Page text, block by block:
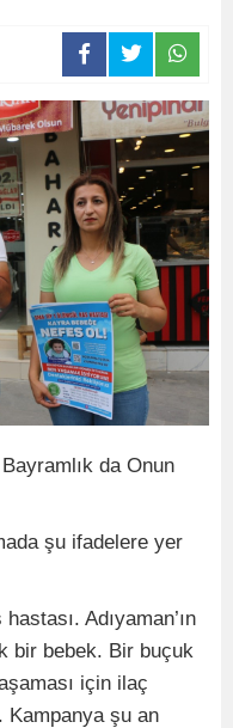
Bayramlık da Onun
şu ifadelere yer
Adıyaman’ın
bir bebek. Bir buçuk
için ilaç
Kampanya şu an